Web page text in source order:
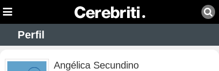
Perfil
Angélica Secundino